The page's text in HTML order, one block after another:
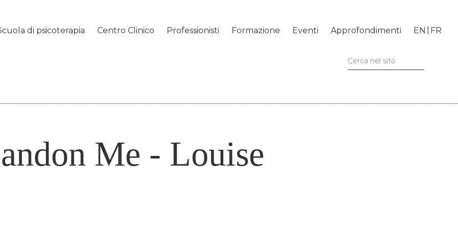
di psicoterapia Centro Clinico Professionisti Formazione Eventi Approfondimenti EN FR
Me - Louise